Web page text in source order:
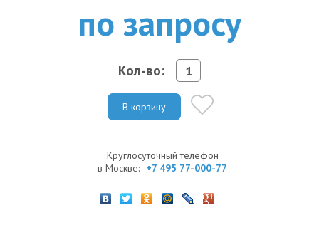
по запросу
Кол-во:
В корзину
Круглосуточный телефон
в Москве: +7 495 77-000-77